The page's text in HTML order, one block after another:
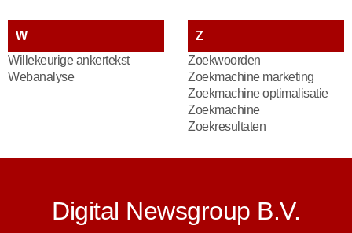
W
Willekeurige ankertekst
Webanalyse
Z
Zoekwoorden
Zoekmachine marketing
Zoekmachine optimalisatie
Zoekmachine
Zoekresultaten
Digital Newsgroup B.V.